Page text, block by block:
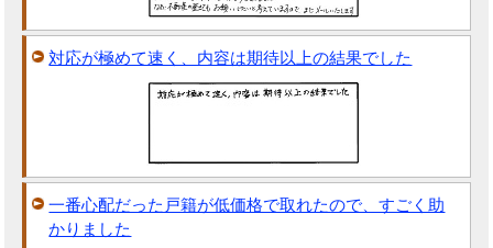
対応が極めて速く、内容は期待以上の結果でした
一番心配だった戸籍が低価格で取れたので、すごく助
かりました